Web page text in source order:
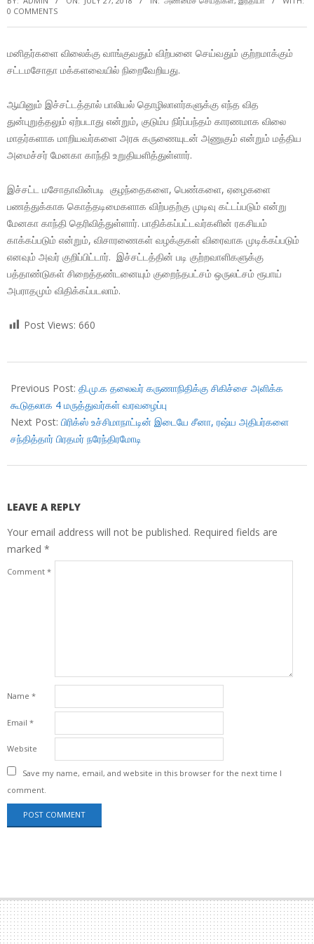
0 COMMENTS
மனிதர்களை விலைக்கு வாங்குவதும் விற்பனை செய்வதும் குற்றமாக்கும்
சட்டமசோதா மக்களவையில் நிறைவேறியது.
ஆயினும் இச்சட்டத்தால் பாலியல் தொழிலாளர்களுக்கு எந்த வித
துன்புறுத்தலும் ஏற்படாது என்றும், குடும்ப நிர்ப்பந்தம் காரணமாக விலை
மாதர்களாக மாறியவர்களை அரசு கருணையுடன் அணுகும் என்றும் மத்திய
அமைச்சர் மேனகா காந்தி உறுதியளித்துள்ளார்.
இச்சட்ட மசோதாவின்படி குழந்தைகளை, பெண்களை, ஏழைகளை
பணத்துக்காக கொத்தடிமைகளாக விற்பதற்கு முடிவு கட்டப்படும் என்று
மேனகா காந்தி தெரிவித்துள்ளார். பாதிக்கப்பட்டவர்களின் ரகசியம்
காக்கப்படும் என்றும், விசாரணைகள் வழக்குகள் விரைவாக முடிக்கப்படும்
எனவும் அவர் குறிப்பிட்டார். இச்சட்டத்தின் படி குற்றவாளிகளுக்கு
பத்தாண்டுகள் சிறைத்தண்டனையும் குறைந்தபட்சம் ஒருலட்சம் ரூபாய்
அபராதமும் விதிக்கப்படலாம்.
Post Views: 660
07-
27
Previous Post: தி.மு.க தலைவர் கருணாநிதிக்கு சிகிச்சை அளிக்க
கூடுதலாக 4 மருத்துவர்கள் வரவழைப்பு
Next Post: பிரிக்ஸ் உச்சிமாநாட்டின் இடையே சீனா, ரஷ்ய அதிபர்களை
சந்தித்தார் பிரதமர் நரேந்திரமோடி
LEAVE A REPLY
Your email address will not be published. Required fields are
marked *
Comment *
Name *
Email *
Website
Save my name, email, and website in this browser for the next time I
comment.